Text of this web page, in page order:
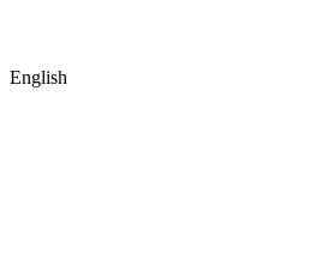
English